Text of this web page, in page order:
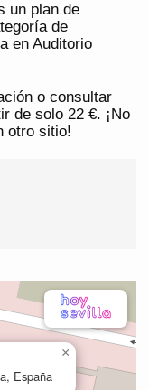
un plan de
de
en Auditorio
o consultar
de solo 22 €. ¡No
otro sitio!